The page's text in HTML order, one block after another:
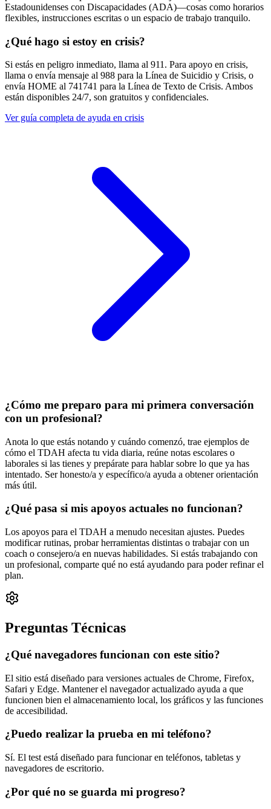
Estadounidenses con Discapacidades (ADA)—cosas como horarios
flexibles, instrucciones escritas o un espacio de trabajo tranquilo.
¿Qué hago si estoy en crisis?
Si estás en peligro inmediato, llama al 911. Para apoyo en crisis,
llama o envía mensaje al 988 para la Línea de Suicidio y Crisis, o
envía HOME al 741741 para la Línea de Texto de Crisis. Ambos
están disponibles 24/7, son gratuitos y confidenciales.
Ver guía completa de ayuda en crisis
¿Cómo me preparo para mi primera conversación
con un profesional?
Anota lo que estás notando y cuándo comenzó, trae ejemplos de
cómo el TDAH afecta tu vida diaria, reúne notas escolares o
laborales si las tienes y prepárate para hablar sobre lo que ya has
intentado. Ser honesto/a y específico/a ayuda a obtener orientación
más útil.
¿Qué pasa si mis apoyos actuales no funcionan?
Los apoyos para el TDAH a menudo necesitan ajustes. Puedes
modificar rutinas, probar herramientas distintas o trabajar con un
coach o consejero/a en nuevas habilidades. Si estás trabajando con
un profesional, comparte qué no está ayudando para poder refinar el
plan.
Preguntas Técnicas
¿Qué navegadores funcionan con este sitio?
El sitio está diseñado para versiones actuales de Chrome, Firefox,
Safari y Edge. Mantener el navegador actualizado ayuda a que
funcionen bien el almacenamiento local, los gráficos y las funciones
de accesibilidad.
¿Puedo realizar la prueba en mi teléfono?
Sí. El test está diseñado para funcionar en teléfonos, tabletas y
navegadores de escritorio.
¿Por qué no se guarda mi progreso?